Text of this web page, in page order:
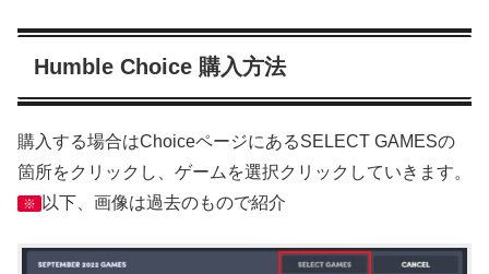
Humble Choice 購入方法
購入する場合はChoiceページにあるSELECT GAMESの
箇所をクリックし、ゲームを選択クリックしていきます。
※ 以下、画像は過去のもので紹介